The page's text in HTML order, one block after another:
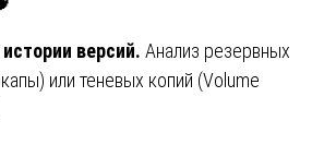
версий. Анализ резервных
или теневых копий (Volume